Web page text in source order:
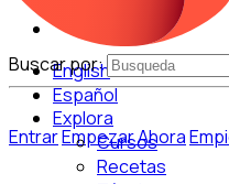
English
Español
EntrarEmpezar Ahora
Buscar por:
Explora
Cursos
Recetas